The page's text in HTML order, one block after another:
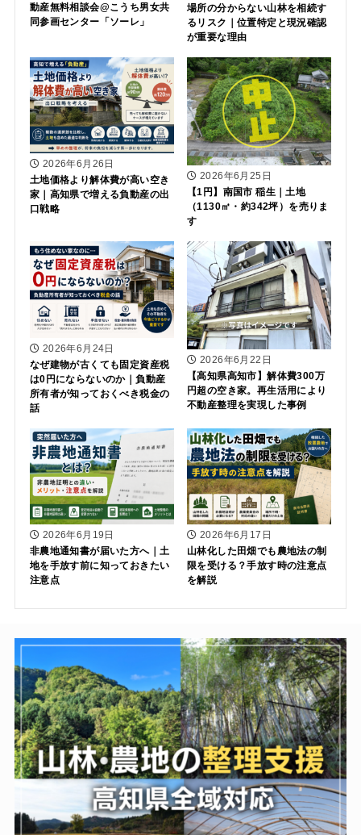
動産無料相談会@こうち男女共
同参画センター「ソーレ」
場所の分からない山林を相続す
るリスク｜位置特定と現況確認
が重要な理由
2026年6月26日
土地価格より解体費が高い空き
家｜高知県で増える負動産の出
口戦略
2026年6月25日
【1円】南国市 稲生｜土地
（1130㎡・約342坪）を売りま
す
2026年6月24日
なぜ建物が古くても固定資産税
は0円にならないのか｜負動産
所有者が知っておくべき税金の
話
2026年6月22日
【高知県高知市】解体費300万
円超の空き家。再生活用により
不動産整理を実現した事例
2026年6月19日
非農地通知書が届いた方へ｜土
地を手放す前に知っておきたい
注意点
2026年6月17日
山林化した田畑でも農地法の制
限を受ける？手放す時の注意点
を解説